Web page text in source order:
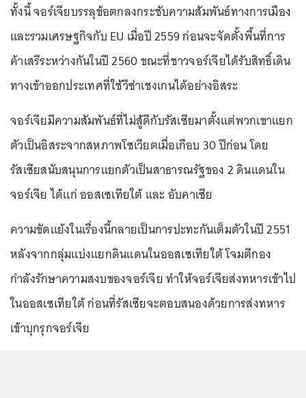
ทั้งนี้ จอร์เจียบรรลุข้อตกลงกระชับความสัมพันธ์ทางการเมือง
และรวมเศรษฐกิจกับ EU เมื่อปี 2559 ก่อนจะจัดตั้งพื้นที่การ
ค้าเสรีระหว่างกันในปี 2560 ขณะที่ชาวจอร์เจียได้รับสิทธิ์เดิน
ทางเข้าออกประเทศที่ใช้วีซ่าเชงเกนได้อย่างอิสระ
จอร์เจียมีความสัมพันธ์ที่ไม่สู้ดีกับรัสเซียมาตั้งแต่พวกเขาแยก
ตัวเป็นอิสระจากสหภาพโซเวียตเมื่อเกือบ 30 ปีก่อน โดย
รัสเซียสนับสนุนการแยกตัวเป็นสาธารณรัฐของ 2 ดินแดนใน
จอร์เจีย ได้แก่ ออสเซเทียใต้ และ อับคาเซีย
ความขัดแย้งในเรื่องนี้กลายเป็นการปะทะกันเต็มตัวในปี 2551
หลังจากกลุ่มแบ่งแยกดินแดนในออสเซเทียใต้ โจมตีกอง
กำลังรักษาความสงบของจอร์เจีย ทำให้จอร์เจียส่งทหารเข้าไป
ในออสเซเทียใต้ ก่อนที่รัสเซียจะตอบสนองด้วยการส่งทหาร
เข้าบุกรุกจอร์เจีย